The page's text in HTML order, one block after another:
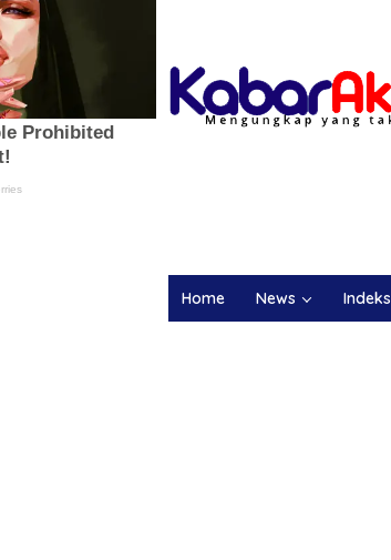
Home News Indeks